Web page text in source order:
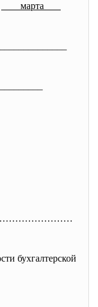
марта
бухгалтерской